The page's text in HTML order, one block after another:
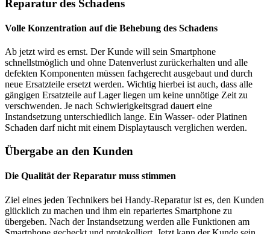
Reparatur des Schadens
Volle Konzentration auf die Behebung des Schadens
Ab jetzt wird es ernst. Der Kunde will sein Smartphone
schnellstmöglich und ohne Datenverlust zurückerhalten und alle
defekten Komponenten müssen fachgerecht ausgebaut und durch
neue Ersatzteile ersetzt werden. Wichtig hierbei ist auch, dass alle
gängigen Ersatzteile auf Lager liegen um keine unnötige Zeit zu
verschwenden. Je nach Schwierigkeitsgrad dauert eine
Instandsetzung unterschiedlich lange. Ein Wasser- oder Platinen
Schaden darf nicht mit einem Displaytausch verglichen werden.
Übergabe an den Kunden
Die Qualität der Reparatur muss stimmen
Ziel eines jeden Technikers bei Handy-Reparatur ist es, den Kunden
glücklich zu machen und ihm ein repariertes Smartphone zu
übergeben. Nach der Instandsetzung werden alle Funktionen am